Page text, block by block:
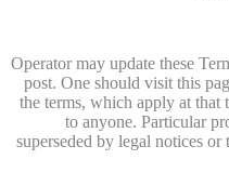
Operator may update these
post. One should visit this
the terms, which apply at that
to anyone. Particular
superseded by legal notices or